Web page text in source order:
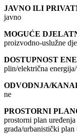
JAVNO ILI
javno
MOGUĆE
proizvodno-uslužne
DOSTUPNOST
plin/električna
ODVODNJA/
ne
PROSTORNI
prostorni plan
grada/urbanistički plan